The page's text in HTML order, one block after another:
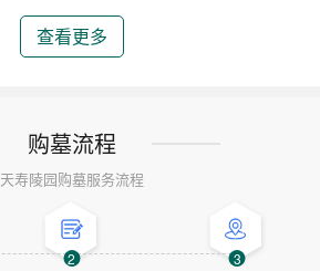
查看更多
购墓流程
天寿陵园购墓服务流程
2 3